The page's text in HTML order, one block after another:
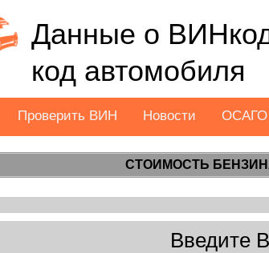
Данные о
код автомобиля
Проверить ВИН Новости ОСАГО
СТОИМОСТЬ
Введите